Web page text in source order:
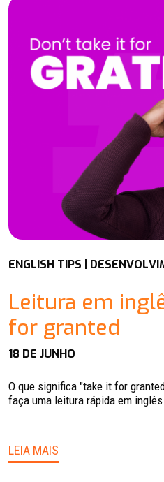
ENGLISH TIPS |
Leitura em
for granted
18 DE JUNHO
O que significa "take it for
faça uma leitura rápida em
LEIA MAIS